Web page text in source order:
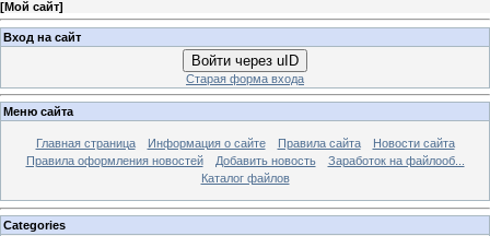
[Мой сайт]
Вход на сайт
Войти через uID
Старая форма входа
Меню сайта
Главная страница Информация о сайте Правила сайта
Новости сайта
Правила оформления новостей
Добавить новость
Заработок на файлооб...
Каталог файлов
Categories